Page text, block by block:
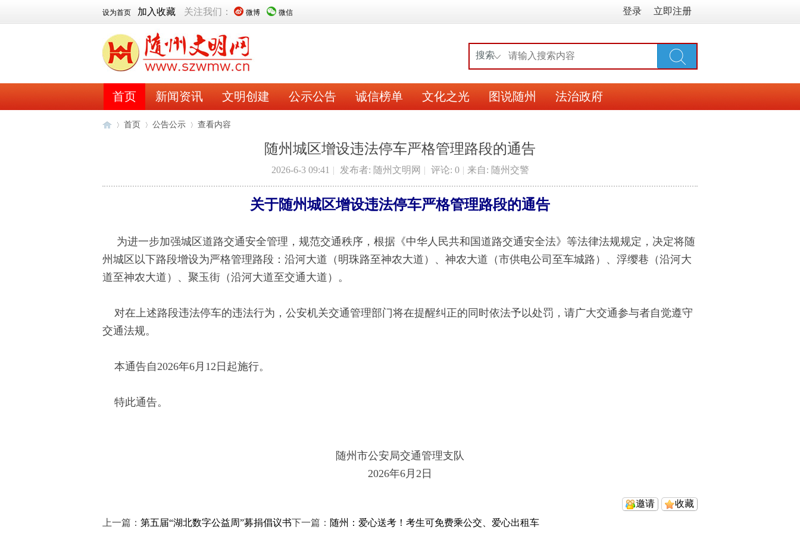
登录 立即注册
设为首页 加入收藏 关注我们： 微博 微信
搜索
首页 新闻资讯 文明创建 公示公告 诚信榜单 文化之光 图说随州 法治政府
首页 公告公示 查看内容
随州城区增设违法停车严格管理路段的通告
2026-6-3 09:41 | 发布者: 随州文明网 | 评论: 0 | 来自: 随州交警
关于随州城区增设违法停车严格管理路段的通告
为进一步加强城区道路交通安全管理，规范交通秩序，根据《中华人民共和国道路交通安全法》等法律法规规定，决定将随
州城区以下路段增设为严格管理路段：沿河大道（明珠路至神农大道）、神农大道（市供电公司至车城路）、浮缨巷（沿河大
道至神农大道）、聚玉街（沿河大道至交通大道）。
对在上述路段违法停车的违法行为，公安机关交通管理部门将在提醒纠正的同时依法予以处罚，请广大交通参与者自觉遵守
交通法规。
本通告自2026年6月12日起施行。
特此通告。
随州市公安局交通管理支队
2026年6月2日
收藏
邀请
上一篇： 第五届“湖北数字公益周”募捐倡议书下一篇： 随州：爱心送考！考生可免费乘公交、爱心出租车